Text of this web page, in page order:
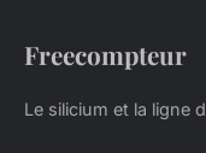
Freecompteur
Le silicium et la ligne